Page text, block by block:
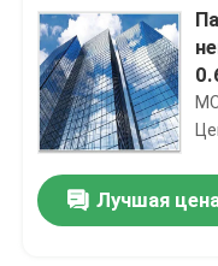
Дом
Продукты
О нас
Лучшая